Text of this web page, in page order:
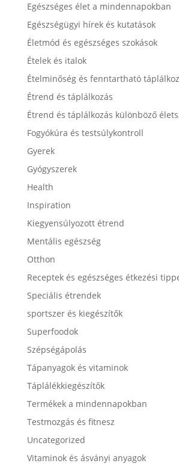
Egészséges élet a mindennapokban
Egészségügyi hírek és kutatások
Életmód és egészséges szokások
Ételek és italok
Ételminőség és fenntartható
Étrend és táplálkozás
Étrend és táplálkozás különböző
Fogyókúra és testsúlykontroll
Gyerek
Gyógyszerek
Health
Inspiration
Kiegyensúlyozott étrend
Mentális egészség
Otthon
Receptek és egészséges étkezési
Speciális étrendek
sportszer és kiegészítők
Superfoodok
Szépségápolás
Tápanyagok és vitaminok
Táplálékkiegészítők
Termékek a mindennapokban
Testmozgás és fitnesz
Uncategorized
Vitaminok és ásványi anyagok